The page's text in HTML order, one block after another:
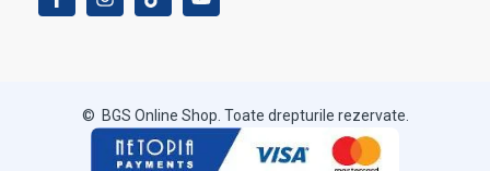
© BGS Online Shop. Toate drepturile rezervate.